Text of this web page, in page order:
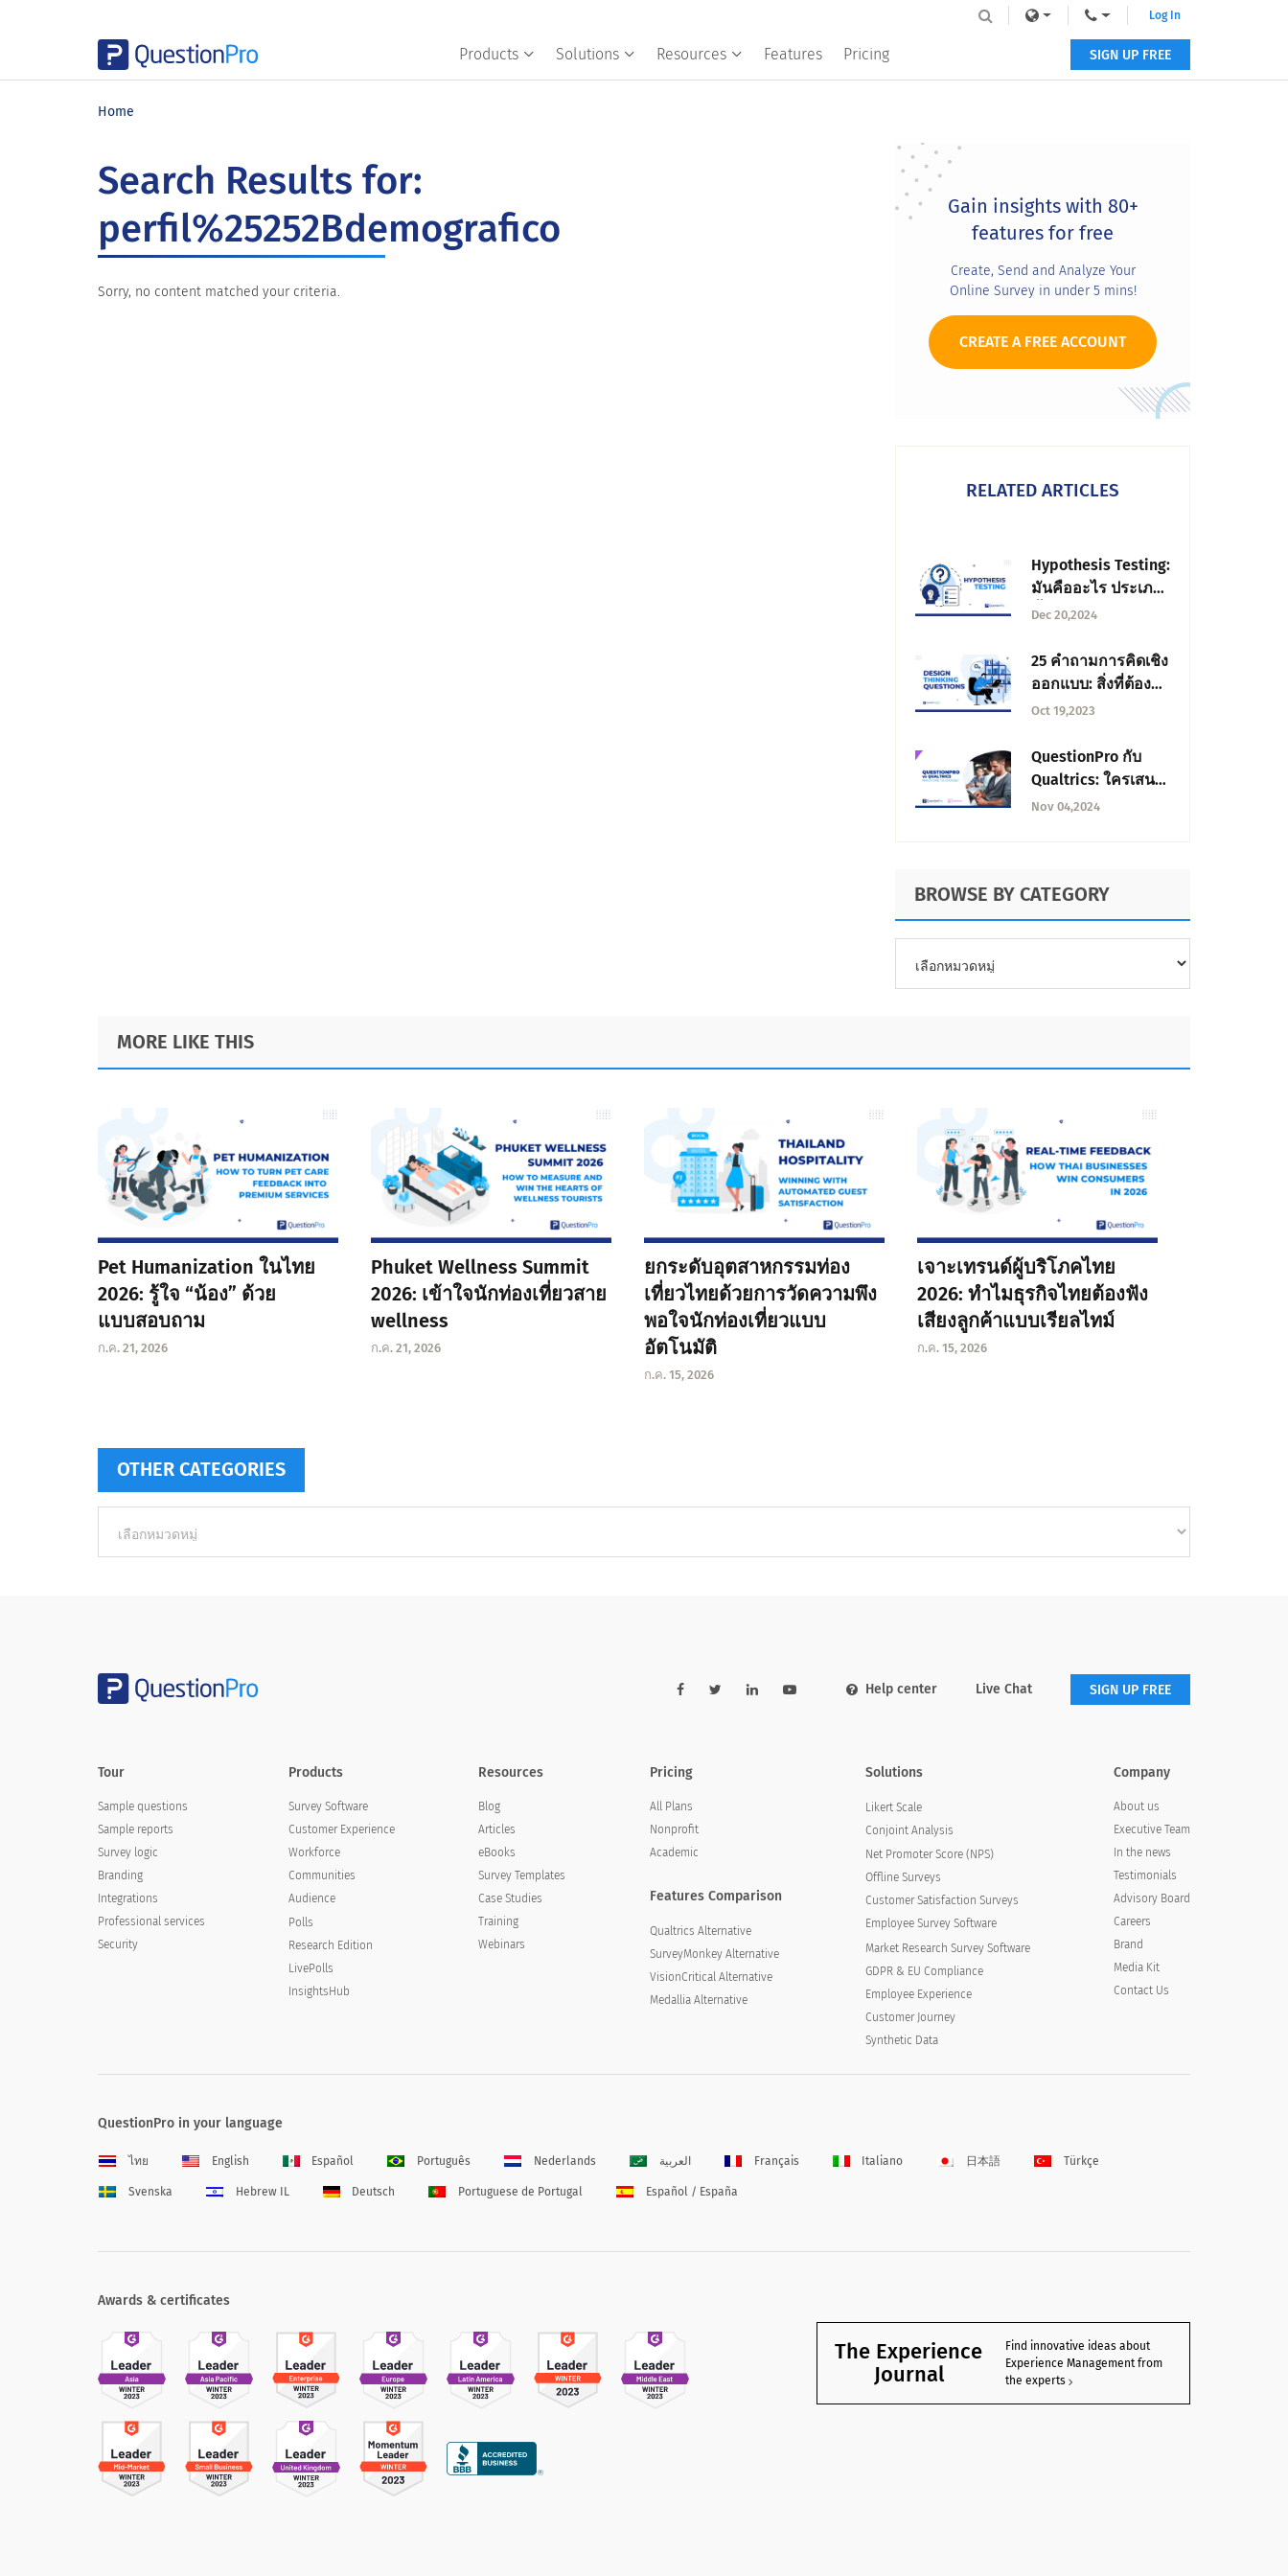
Products Solutions Resources Features Pricing
Log In
SIGN UP FREE
Home
Search Results for:
perfil%25252Bdemografico
Sorry, no content matched your criteria.
Primary
SidebarGain insights with 80+
features for free
Create, Send and Analyze Your
Online Survey in under 5 mins!
CREATE A FREE ACCOUNT
RELATED ARTICLES
Hypothesis Testing:
มันคืออะไร ประเภท
ขั้นตอน และตัวอย่าง
Dec 20,2024
25 คําถามการคิดเชิง
ออกแบบ: สิ่งที่ต้อง
ถาม + ตัวอย่างคํา
Oct 19,2023
QuestionPro กับ
Qualtrics: ใครเสนอ
แพลตฟอร์มข้อเสนอ
สุดสําหรับความ
Nov 04,2024
BROWSE BY CATEGORY
CATEGORY
MORE LIKE THIS
Pet Humanization ในไทย
2026: รู้ใจ “น้อง” ด้วย
แบบสอบถาม
ก.ค. 21, 2026
Phuket Wellness Summit
2026: เข้าใจนักท่องเที่ยวสาย
wellness
ก.ค. 21, 2026
ยกระดับอุตสาหกรรมท่อง
เที่ยวไทยด้วยการวัดความพึง
พอใจนักท่องเที่ยวแบบ
อัตโนมัติ
ก.ค. 15, 2026
เจาะเทรนด์ผู้บริโภคไทย
2026: ทำไมธุรกิจไทยต้องฟัง
เสียงลูกค้าแบบเรียลไทม์
ก.ค. 15, 2026
OTHER CATEGORIES
categories
Help center Live Chat SIGN UP FREE
Tour
Sample questions
Sample reports
Survey logic
Branding
Integrations
Professional services
Security
Products
Survey Software
Customer Experience
Workforce
Communities
Audience
Polls
Research Edition
LivePolls
InsightsHub
Resources
Blog
Articles
eBooks
Survey Templates
Case Studies
Training
Webinars
Pricing
All Plans
Nonprofit
Academic
Features Comparison
Qualtrics Alternative
SurveyMonkey Alternative
VisionCritical Alternative
Medallia Alternative
Solutions
Likert Scale
Conjoint Analysis
Net Promoter Score (NPS)
Offline Surveys
Customer Satisfaction Surveys
Employee Survey Software
Market Research Survey Software
GDPR & EU Compliance
Employee Experience
Customer Journey
Synthetic Data
Company
About us
Executive Team
In the news
Testimonials
Advisory Board
Careers
Brand
Media Kit
Contact Us
QuestionPro in your language
ไทย English Español Português Nederlands العربية Français Italiano 日本語 Türkçe
Svenska Hebrew IL Deutsch Portuguese de Portugal Español / España
Awards & certificates
The Experience
Journal
Find innovative ideas about
Experience Management from
the experts